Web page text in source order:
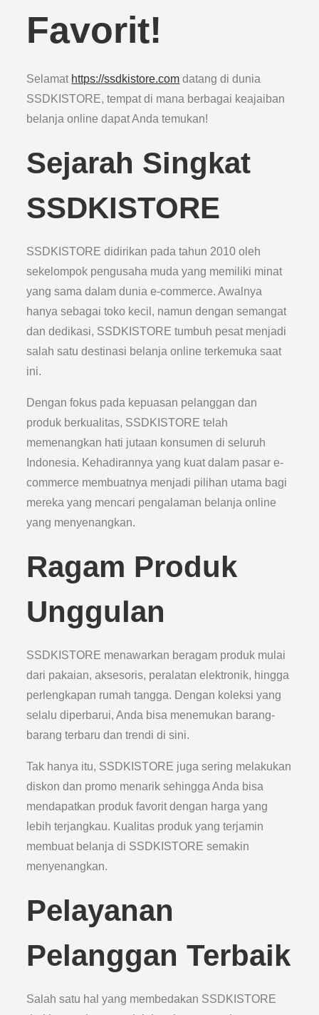
Favorit!
Selamat https://ssdkistore.com datang di dunia
SSDKISTORE, tempat di mana berbagai keajaiban
belanja online dapat Anda temukan!
Sejarah Singkat
SSDKISTORE
SSDKISTORE didirikan pada tahun 2010 oleh
sekelompok pengusaha muda yang memiliki minat
yang sama dalam dunia e-commerce. Awalnya
hanya sebagai toko kecil, namun dengan semangat
dan dedikasi, SSDKISTORE tumbuh pesat menjadi
salah satu destinasi belanja online terkemuka saat
ini.
Dengan fokus pada kepuasan pelanggan dan
produk berkualitas, SSDKISTORE telah
memenangkan hati jutaan konsumen di seluruh
Indonesia. Kehadirannya yang kuat dalam pasar e-
commerce membuatnya menjadi pilihan utama bagi
mereka yang mencari pengalaman belanja online
yang menyenangkan.
Ragam Produk
Unggulan
SSDKISTORE menawarkan beragam produk mulai
dari pakaian, aksesoris, peralatan elektronik, hingga
perlengkapan rumah tangga. Dengan koleksi yang
selalu diperbarui, Anda bisa menemukan barang-
barang terbaru dan trendi di sini.
Tak hanya itu, SSDKISTORE juga sering melakukan
diskon dan promo menarik sehingga Anda bisa
mendapatkan produk favorit dengan harga yang
lebih terjangkau. Kualitas produk yang terjamin
membuat belanja di SSDKISTORE semakin
menyenangkan.
Pelayanan
Pelanggan Terbaik
Salah satu hal yang membedakan SSDKISTORE